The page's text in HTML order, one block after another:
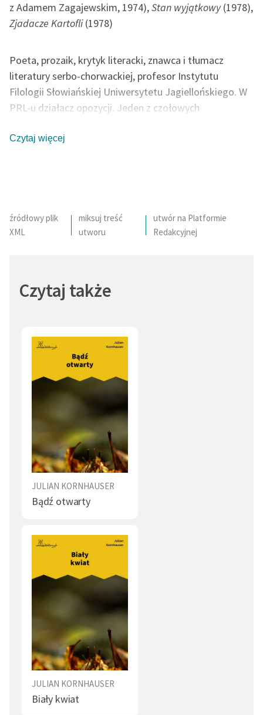
z Adamem Zagajewskim, 1974),Stan wyjątkowy(1978),
Zjadacze Kartofli(1978)
Poeta, prozaik, krytyk literacki, znawca i tłumacz
literatury serbo-chorwackiej, profesor Instytutu
Filologii Słowiańskiej Uniwersytetu Jagiellońskiego. W
PRL-u działacz opozycji. Jeden z czołowych
Adamem Zagajewskim współautor kluczowej dla tego
Czytaj więcej
źródłowy plik
XML
miksuj treść
utworu
utwór na Platformie
Redakcyjnej
Czytaj także
JULIAN KORNHAUSER
Bądź otwarty
JULIAN KORNHAUSER
Biały kwiat